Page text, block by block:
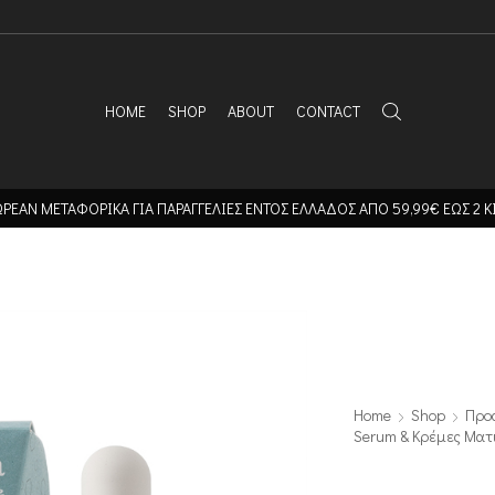
HOME SHOP ABOUT CONTACT
ΜΕΤΑΦΟΡΙΚΑ ΓΙΑ ΠΑΡΑΓΓΕΛΙΕΣ ΕΝΤΟΣ ΕΛΛΑΔΟΣ ΑΠΟ 59,99€ ΕΩΣ 2
Home Shop
Serum & Κρέμες